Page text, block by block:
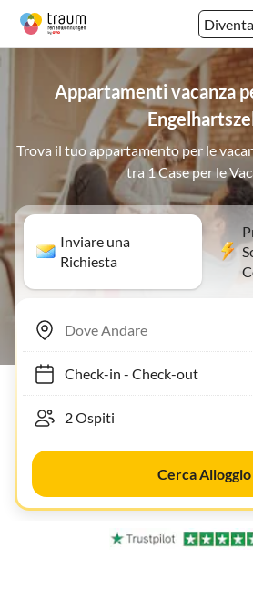
Appartamenti vacanza
Trova il tuo appartamento per le
tra 1 Case per le
Inviare una
Richiesta
Check-in- Check-out
Cerca Alloggio